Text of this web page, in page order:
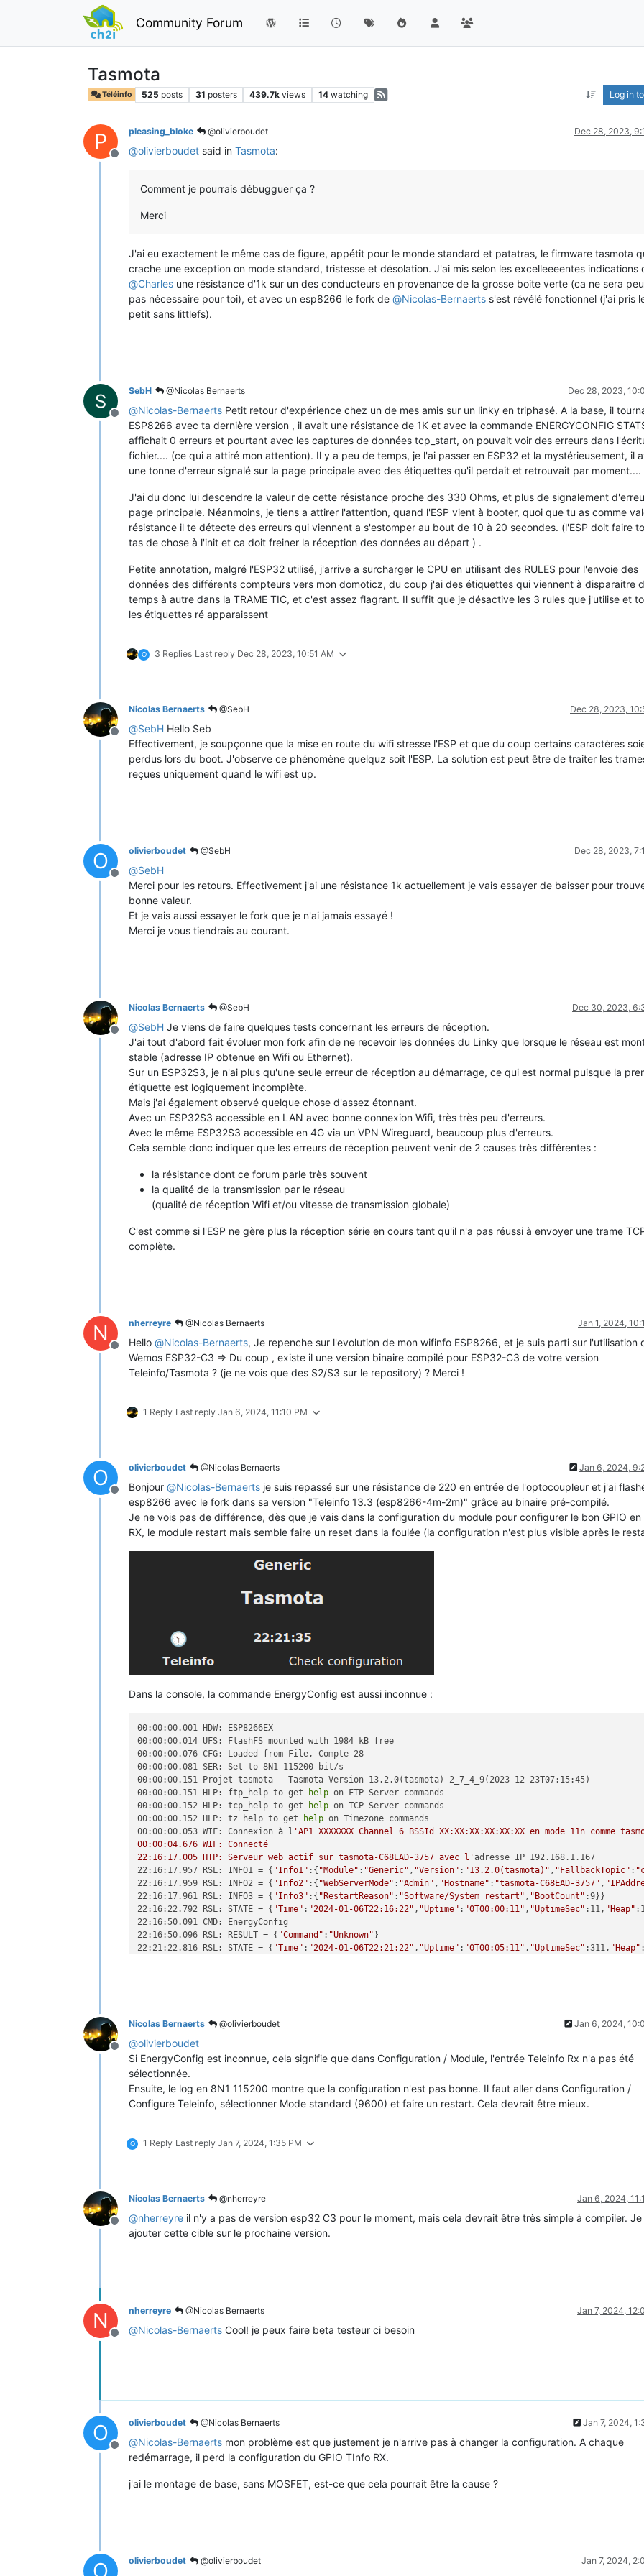
Community Forum
Tasmota
Téléinfo 525 posts 31 posters 439.7k views 14 watching Log in
P
Offline
pleasing_bloke @olivierboudet Dec 28, 2023,
@olivierboudet said in Tasmota:
Comment je pourrais débugguer ça ?
Merci
J'ai eu exactement le même cas de figure, appétit pour le monde standard et patatras, le firmware tasmota
crache une exception on mode standard, tristesse et désolation. J'ai mis selon les excelleeeentes indications
@Charles une résistance d'1k sur un des conducteurs en provenance de la grosse boite verte (ca ne sera
pas nécessaire pour toi), et avec un esp8266 le fork de @Nicolas-Bernaerts s'est révélé fonctionnel (j'ai pris
petit sans littlefs).
Offline
SebH @Nicolas Bernaerts Dec 28, 2023,
@Nicolas-Bernaerts Petit retour d'expérience chez un de mes amis sur un linky en triphasé. A la base, il
ESP8266 avec ta dernière version , il avait une résistance de 1K et avec la commande ENERGYCONFIG
affichait 0 erreurs et pourtant avec les captures de données tcp_start, on pouvait voir des erreurs dans
fichier.... (ce qui a attiré mon attention). Il y a peu de temps, je l'ai passer en ESP32 et la mystérieusement, il
une tonne d'erreur signalé sur la page principale avec des étiquettes qu'il perdait et retrouvait par moment....
J'ai du donc lui descendre la valeur de cette résistance proche des 330 Ohms, et plus de signalement
page principale. Néanmoins, je tiens a attirer l'attention, quand l'ESP vient à booter, quoi que tu as comme
résistance il te détecte des erreurs qui viennent a s'estomper au bout de 10 à 20 secondes. (l'ESP doit faire
tas de chose à l'init et ca doit freiner la réception des données au départ ) .
Petite annotation, malgré l'ESP32 utilisé, j'arrive a surcharger le CPU en utilisant des RULES pour l'envoie des
données des différents compteurs vers mon domoticz, du coup j'ai des étiquettes qui viennent à disparaitre
temps à autre dans la TRAME TIC, et c'est assez flagrant. Il suffit que je désactive les 3 rules que j'utilise et
les étiquettes ré apparaissent
O 3 Replies Last reply Dec 28, 2023, 10:51 AM
Offline
Nicolas Bernaerts @SebH Dec 28, 2023,
@SebH Hello Seb
Effectivement, je soupçonne que la mise en route du wifi stresse l'ESP et que du coup certains caractères
perdus lors du boot. J'observe ce phénomène quelquz soit l'ESP. La solution est peut être de traiter les
reçues uniquement quand le wifi est up.
O
Offline
olivierboudet @SebH Dec 28, 2023,
@SebH
Merci pour les retours. Effectivement j'ai une résistance 1k actuellement je vais essayer de baisser pour
bonne valeur.
Et je vais aussi essayer le fork que je n'ai jamais essayé !
Merci je vous tiendrais au courant.
Offline
Nicolas Bernaerts @SebH Dec 30, 2023,
@SebH Je viens de faire quelques tests concernant les erreurs de réception.
J'ai tout d'abord fait évoluer mon fork afin de ne recevoir les données du Linky que lorsque le réseau est
stable (adresse IP obtenue en Wifi ou Ethernet).
Sur un ESP32S3, je n'ai plus qu'une seule erreur de réception au démarrage, ce qui est normal puisque la
étiquette est logiquement incomplète.
Mais j'ai également observé quelque chose d'assez étonnant.
Avec un ESP32S3 accessible en LAN avec bonne connexion Wifi, très très peu d'erreurs.
Avec le même ESP32S3 accessible en 4G via un VPN Wireguard, beaucoup plus d'erreurs.
Cela semble donc indiquer que les erreurs de réception peuvent venir de 2 causes très différentes :
la résistance dont ce forum parle très souvent
la qualité de la transmission par le réseau
(qualité de réception Wifi et/ou vitesse de transmission globale)
C'est comme si l'ESP ne gère plus la réception série en cours tant qu'il n'a pas réussi à envoyer une trame
complète.
N
Offline
nherreyre @Nicolas Bernaerts Jan 1, 2024,
Hello @Nicolas-Bernaerts, Je repenche sur l'evolution de mon wifinfo ESP8266, et je suis parti sur l'utilisation
Wemos ESP32-C3 => Du coup , existe il une version binaire compilé pour ESP32-C3 de votre version
Teleinfo/Tasmota ? (je ne vois que des S2/S3 sur le repository) ? Merci !
1 Reply Last reply Jan 6, 2024, 11:10 PM
O
Offline
olivierboudet @Nicolas Bernaerts Jan 6, 2024,
Bonjour @Nicolas-Bernaerts je suis repassé sur une résistance de 220 en entrée de l'optocoupleur et j'ai
esp8266 avec le fork dans sa version "Teleinfo 13.3 (esp8266-4m-2m)" grâce au binaire pré-compilé.
Je ne vois pas de différence, dès que je vais dans la configuration du module pour configurer le bon GPIO en
RX, le module restart mais semble faire un reset dans la foulée (la configuration n'est plus visible après le
Dans la console, la commande EnergyConfig est aussi inconnue :
00:00:00.001 HDW: ESP8266EX
00:00:00.014 UFS: FlashFS mounted with 1984 kB free
00:00:00.076 CFG: Loaded from File, Compte 28
00:00:00.081 SER: Set to 8N1 115200 bit/s
00:00:00.151 Projet tasmota - Tasmota Version 13.2.0(tasmota)-2_7_4_9(2023-12-23T07:15:45)
00:00:00.151 HLP: ftp_help to get
help on FTP Server commands
00:00:00.152 HLP: tcp_help to get
help on TCP Server commands
00:00:00.152 HLP: tz_help to get
help on Timezone commands
00:00:00.053 WIF: Connexion à l 'AP1 XXXXXXX Channel 6 BSSId XX:XX:XX:XX:XX:XX en mode 11n comme
00:00:04.676 WIF: Connecté
22:16:17.005 HTP: Serveur web actif sur tasmota-C68EAD-3757 avec l'adresse IP 192.168.1.167
22:16:17.957 RSL: INFO1 = { "Info1" :{ "Module" : "Generic" , "Version" : "13.2.0(tasmota)" , "FallbackTopic" :
22:16:17.959 RSL: INFO2 = { "Info2" :{ "WebServerMode" : "Admin" , "Hostname" : "tasmota-C68EAD-3757" ,
22:16:17.961 RSL: INFO3 = { "Info3" :{ "RestartReason" : "Software/System restart" , "BootCount" :9}}
22:16:22.792 RSL: STATE = { "Time" : "2024-01-06T22:16:22" , "Uptime" : "0T00:00:11" , "UptimeSec" :11, "Heap"
22:16:50.091 CMD: EnergyConfig
22:16:50.096 RSL: RESULT = { "Command" : "Unknown" }
22:21:22.816 RSL: STATE = { "Time" : "2024-01-06T22:21:22" , "Uptime" : "0T00:05:11" , "UptimeSec" :311, "Heap"
Offline
Nicolas Bernaerts @olivierboudet Jan 6, 2024,
@olivierboudet
Si EnergyConfig est inconnue, cela signifie que dans Configuration / Module, l'entrée Teleinfo Rx n'a pas été
sélectionnée.
Ensuite, le log en 8N1 115200 montre que la configuration n'est pas bonne. Il faut aller dans Configuration /
Configure Teleinfo, sélectionner Mode standard (9600) et faire un restart. Cela devrait être mieux.
O 1 Reply Last reply Jan 7, 2024, 1:35 PM
Offline
Nicolas Bernaerts @nherreyre Jan 6, 2024,
@nherreyre il n'y a pas de version esp32 C3 pour le moment, mais cela devrait être très simple à compiler. Je
ajouter cette cible sur le prochaine version.
N
Offline
nherreyre @Nicolas Bernaerts Jan 7, 2024,
@Nicolas-Bernaerts Cool! je peux faire beta testeur ci besoin
O
Offline
olivierboudet @Nicolas Bernaerts Jan 7, 2024,
@Nicolas-Bernaerts mon problème est que justement je n'arrive pas à changer la configuration. A chaque
redémarrage, il perd la configuration du GPIO TInfo RX.
j'ai le montage de base, sans MOSFET, est-ce que cela pourrait être la cause ?
O olivierboudet @olivierboudet Jan 7, 2024,